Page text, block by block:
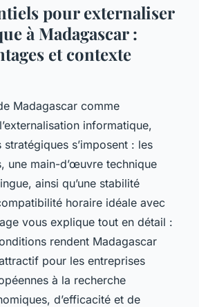
pour externaliser
à Madagascar :
et contexte
Madagascar comme
informatique,
s’imposent : les
une main-d’œuvre technique
ainsi qu’une stabilité
horaire idéale avec
vous explique tout en détail :
rendent Madagascar
pour les entreprises
à la recherche
d’efficacité et de